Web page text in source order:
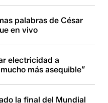
palabras de César
en vivo
electricidad a
más asequible”
la final del Mundial